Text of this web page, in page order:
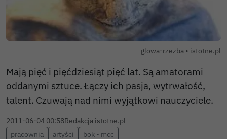
glowa-rzezba • Autor
istotne.pl
Mają pięć i pięćdziesiąt pięć lat. Są amatorami
oddanymi sztuce. Łączy ich pasja, wytrwałość,
talent. Czuwają nad nimi wyjątkowi nauczyciele.
2011-06-04 00:58Redakcja istotne.pl
pracownia
artyści bok - mcc